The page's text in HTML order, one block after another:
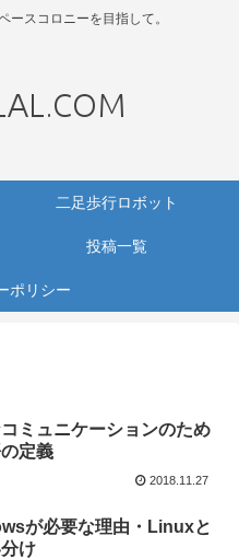
ースコロニーを目指して。
二足歩行ロボット
投稿一覧
ポリシー
ミュニケーションのため
定義
2018.11.27
が必要な理由・Linuxと
け